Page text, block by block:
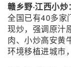
赣乡野·江西小炒：
全国已有40多家
现炒，强调原汁
肉、小炒高安黄
环境移植进城市